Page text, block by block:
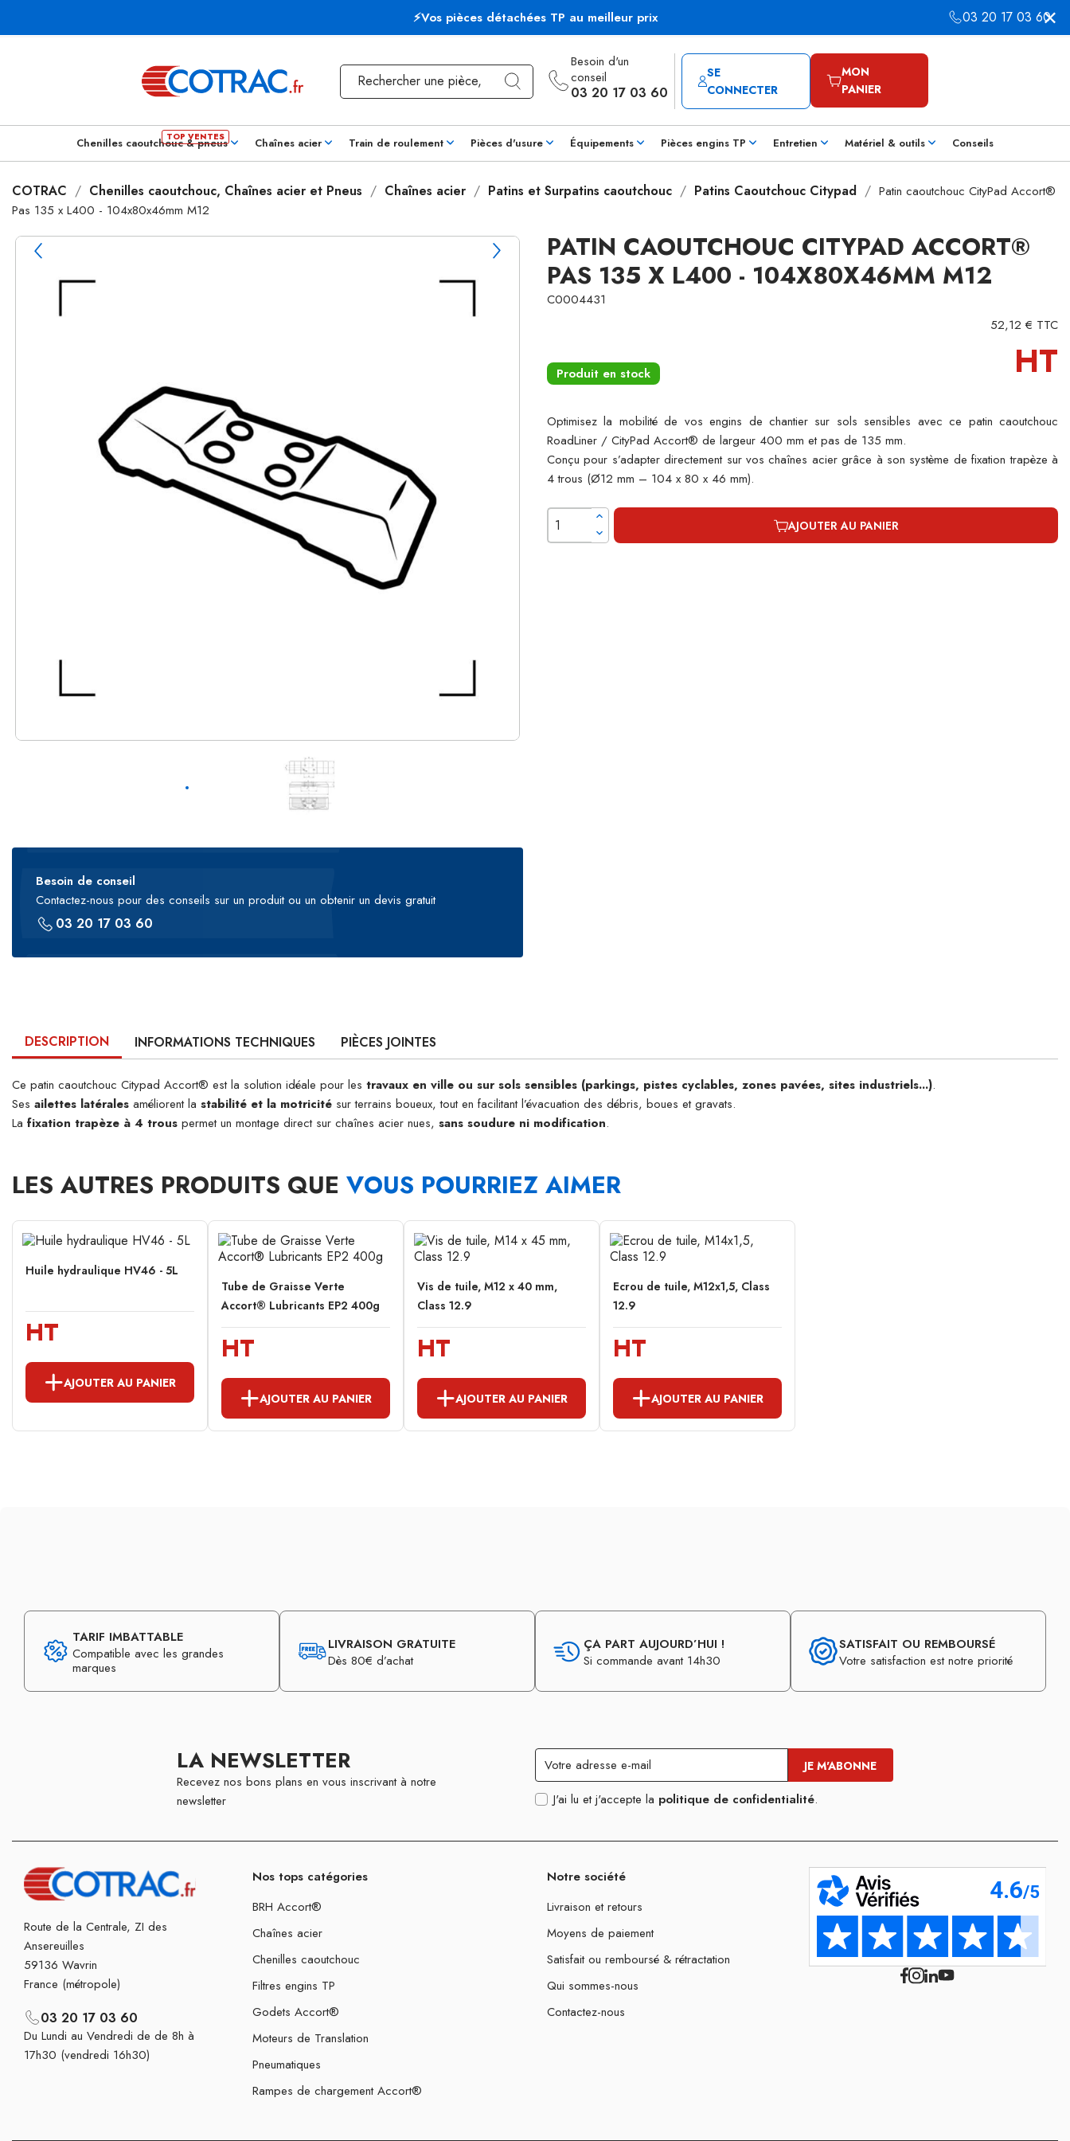
⚡Vos pièces détachées TP au meilleur prix 03 20 17 03 60
Besoin d'un
conseil
03 20 17 03 60
SE
CONNECTER
MON
PANIER
Chenilles caoutchouc & pneus Chaînes acier Train de roulement Pièces d'usure Équipements Pièces engins TP Entretien Matériel & outils Conseils
COTRAC Chenilles caoutchouc, Chaînes acier et Pneus Chaînes acier Patins et Surpatins caoutchouc Patins Caoutchouc Citypad
Patin caoutchouc CityPad Accort®
Pas 135 x L400 - 104x80x46mm M12
Besoin de conseil
Contactez-nous pour des conseils sur un produit ou un obtenir un devis gratuit
03 20 17 03 60
PATIN CAOUTCHOUC CITYPAD ACCORT®
PAS 135 X L400 - 104X80X46MM M12
C0004431
52,12 € TTC
Produit en stock HT
Optimisez la mobilité de vos engins de chantier sur sols sensibles avec ce patin caoutchouc
RoadLiner / CityPad Accort® de largeur 400 mm et pas de 135 mm.
Conçu pour s’adapter directement sur vos chaînes acier grâce à son système de fixation trapèze à
4 trous (Ø12 mm – 104 x 80 x 46 mm).
AJOUTER AU PANIER
DESCRIPTION INFORMATIONS TECHNIQUES PIÈCES JOINTES
Ce patin caoutchouc Citypad Accort® est la solution idéale pour les travaux en ville ou sur sols sensibles (parkings, pistes cyclables, zones pavées, sites industriels...).
Ses ailettes latérales améliorent la stabilité et la motricité sur terrains boueux, tout en facilitant l’évacuation des débris, boues et gravats.
La fixation trapèze à 4 trous permet un montage direct sur chaînes acier nues, sans soudure ni modification.
LES AUTRES PRODUITS QUE VOUS POURRIEZ AIMER
Huile hydraulique HV46 - 5L
HT
AJOUTER AU PANIER
Tube de Graisse Verte
Accort® Lubricants EP2 400g
HT
AJOUTER AU PANIER
Vis de tuile, M12 x 40 mm,
Class 12.9
HT
AJOUTER AU PANIER
Ecrou de tuile, M12x1,5, Class
12.9
HT
AJOUTER AU PANIER
TARIF IMBATTABLE
Compatible avec les grandes
marques
LIVRAISON GRATUITE
Dès 80€ d’achat
ÇA PART AUJOURD’HUI !
Si commande avant 14h30
SATISFAIT OU REMBOURSÉ
Votre satisfaction est notre priorité
LA NEWSLETTER
Recevez nos bons plans en vous inscrivant à notre
newsletter
J'ai lu et j'accepte la politique de confidentialité.
Route de la Centrale, ZI des
Ansereuilles
59136 Wavrin
France (métropole)
03 20 17 03 60
Du Lundi au Vendredi de de 8h à
17h30 (vendredi 16h30)
Nos tops catégories
BRH Accort®
Chaînes acier
Chenilles caoutchouc
Filtres engins TP
Godets Accort®
Moteurs de Translation
Pneumatiques
Rampes de chargement Accort®
Notre société
Livraison et retours
Moyens de paiement
Satisfait ou remboursé & rétractation
Qui sommes-nous
Contactez-nous